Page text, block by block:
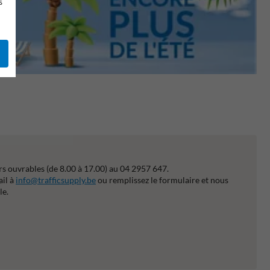
ouvrables (de 8.00 à 17.00) au 04 2957 647.
à info@trafficsupply.beou remplissez le formulaire et nous